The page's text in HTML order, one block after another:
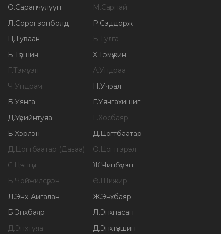
О.Саранчулуун М.Сарнай
Л.Соронзонболд Р.Сэддорж
Ц.Туваан Б.Тулга
Б.Түвшин Х.Тэмүүжин
Г.Тэмүүлэн А.Ундраа
Ч.Ундрам Н.Учрал
Б.Уянга Г.Уянгахишиг
Д.Үүрийнтуяа Г.Хосбаяр
Б.Хэрлэн Д.Цогтбаатар
Д.Цогтбаатар (Даваа) О.Цогтгэрэл
С.Цэнгүүн Ж.Чинбүрэн
Б.Чойжилсүрэн Ө.Шижир
Л.Энх-Амгалан Ж.Энхбаяр
Б.Энхбаяр Л.Энхнасан
Д.Энхтуяа Д.Энхтүвшин